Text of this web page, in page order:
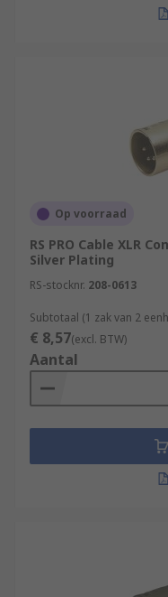
Op voorraad
RS PRO Cable XLR
Silver Plating
RS-stocknr. 208-0613
Subtotaal (1 zak van 2
€ 8,57(excl. BTW)
Aantal